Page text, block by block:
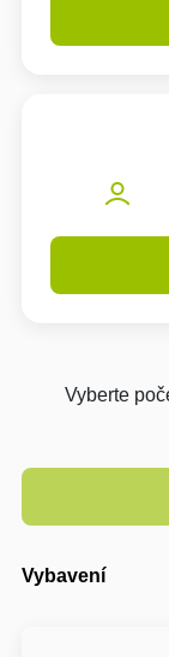
Vyberte
Vybavení